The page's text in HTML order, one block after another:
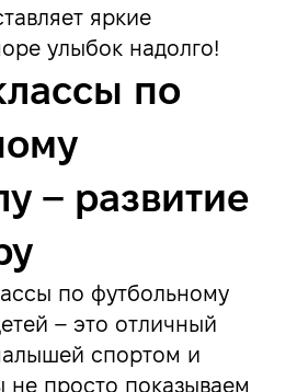
яркие
улыбок надолго!
по
– развитие
по футбольному
– это отличный
спортом и
не просто показываем